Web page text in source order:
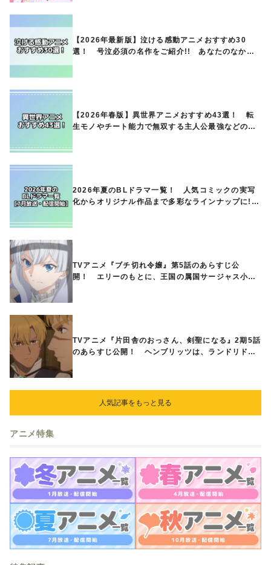
【2026年最新版】泣ける感動アニメおすすめ30
選！ 号泣必須の名作をご紹介!! あなたのなかの
【2026年春版】異世界アニメおすすめ43選！ 転
生モノやチート能力で無双する主人公最強などの人
2026年夏のBLドラマ一覧！ 人気コミックの実写
化からオリジナル作品まで多彩なラインナップに!!
TVアニメ『ブチ切れ令嬢』第5話のあらすじ公
開！ エリーのもとに、王国の属国サージャス小王
TVアニメ『片田舎のおっさん、剣聖になる』2期5話
のあらすじ公開！ ヘンブリッツは、ランドリドに
人気記事をもっと見る
アニメ特集